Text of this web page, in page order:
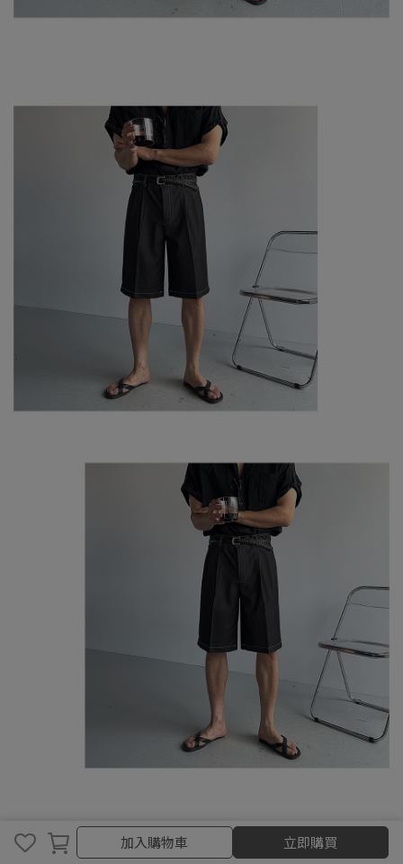
加入購物車
加入購物車 立即購買